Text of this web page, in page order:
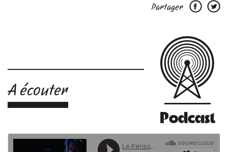
Partager
Podcast
A écouter